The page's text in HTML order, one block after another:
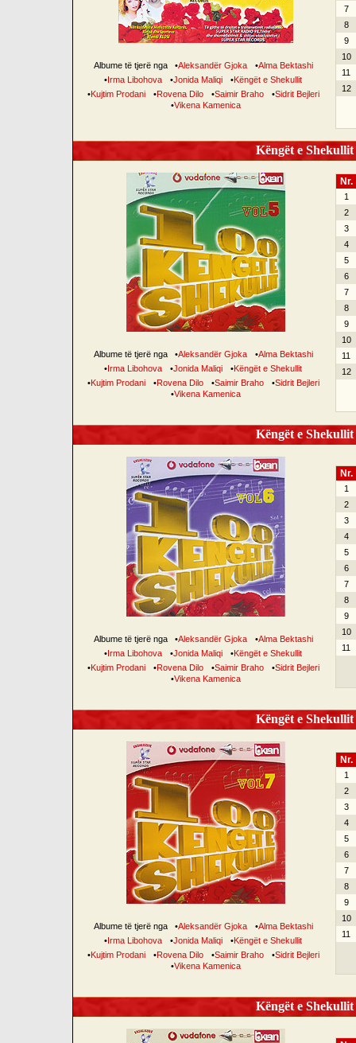
Albume të tjerë nga •Aleksandër Gjoka •Alma Bektashi
•Irma Libohova •Jonida Maliqi •Këngët e Shekullit
•Kujtim Prodani •Rovena Dilo •Saimir Braho •Sidrit Bejleri
•Vikena Kamenica
7
8
9
10
11
12
Këngët e
Albume të tjerë nga •Aleksandër Gjoka •Alma Bektashi
•Irma Libohova •Jonida Maliqi •Këngët e Shekullit
•Kujtim Prodani •Rovena Dilo •Saimir Braho •Sidrit Bejleri
•Vikena Kamenica
Nr.
1
2
3
4
5
6
7
8
9
10
11
12
Këngët e
Albume të tjerë nga •Aleksandër Gjoka •Alma Bektashi
•Irma Libohova •Jonida Maliqi •Këngët e Shekullit
•Kujtim Prodani •Rovena Dilo •Saimir Braho •Sidrit Bejleri
•Vikena Kamenica
Nr.
1
2
3
4
5
6
7
8
9
10
11
Këngët e
Albume të tjerë nga •Aleksandër Gjoka •Alma Bektashi
•Irma Libohova •Jonida Maliqi •Këngët e Shekullit
•Kujtim Prodani •Rovena Dilo •Saimir Braho •Sidrit Bejleri
•Vikena Kamenica
Nr.
1
2
3
4
5
6
7
8
9
10
11
Këngët e